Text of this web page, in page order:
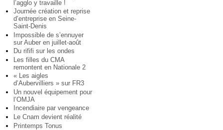
l’agglo y travaille !
Journée création et reprise
d’entreprise en Seine-
Saint-Denis
Impossible de s’ennuyer
sur Auber en juillet-août
Du rififi sur les ondes
Les filles du CMA
remontent en Nationale 2
« Les aigles
d’Aubervilliers » sur FR3
Un nouvel équipement pour
l’OMJA
Incendiaire par vengeance
Le Cnam devient réalité
Printemps Tonus